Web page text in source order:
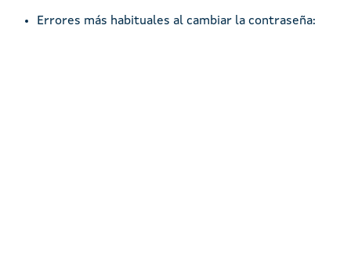
Errores más habituales al cambiar la contraseña: